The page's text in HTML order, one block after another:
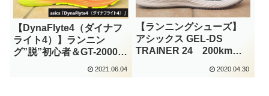
【DynaFlyte4（ダイナフ
ライト4）】ランニン
グ”脱”初心者＆GT-2000の
次に履いて欲しいシュー
2021.06.04
【ランニングシューズ】
アシックス GEL-DS
TRAINER 24 200km走
2020.04.30